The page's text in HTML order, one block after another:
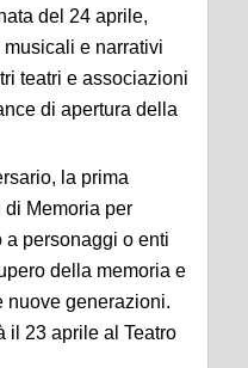
del 24 aprile,
e narrativi
teatri e associazioni
di apertura della
la prima
di Memoria per
a personaggi o enti
della memoria e
nuove generazioni.
il 23 aprile al Teatro